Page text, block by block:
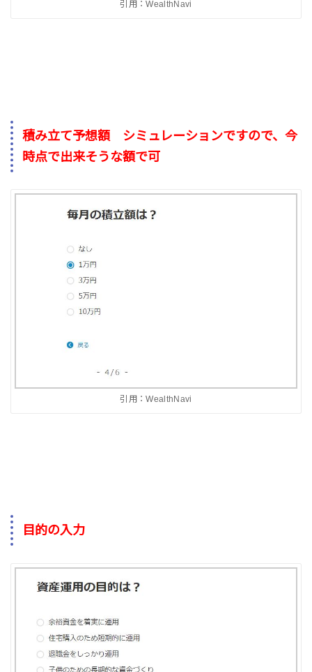
引用：WealthNavi
積み立て予想額 シミュレーションですので、今
時点で出来そうな額で可
引用：WealthNavi
目的の入力